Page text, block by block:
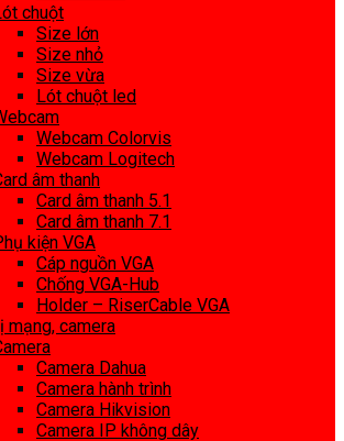
chuột
Size lớn
Size nhỏ
Size vừa
Lót chuột led
Webcam Colorvis
Webcam Logitech
âm thanh
Card âm thanh 5.1
Card âm thanh 7.1
kiện VGA
Cáp nguồn VGA
Chống VGA-Hub
Holder – RiserCable VGA
mạng, camera
Camera Dahua
Camera hành trình
Camera Hikvision
Camera IP không dây